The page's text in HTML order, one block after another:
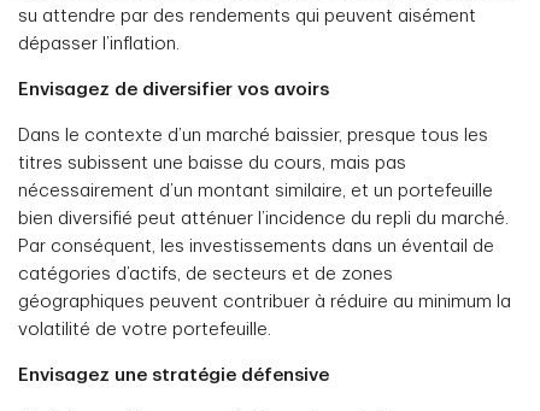
su attendre par des rendements qui peuvent aisément
dépasser l’inflation.
Envisagez de diversifier vos avoirs
Dans le contexte d’un marché baissier, presque tous les
titres subissent une baisse du cours, mais pas
nécessairement d’un montant similaire, et un portefeuille
bien diversifié peut atténuer l’incidence du repli du marché.
Par conséquent, les investissements dans un éventail de
catégories d’actifs, de secteurs et de zones
géographiques peuvent contribuer à réduire au minimum la
volatilité de votre portefeuille.
Envisagez une stratégie défensive